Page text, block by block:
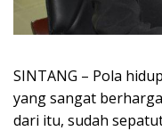
SINTANG – Pola
yang sangat
dari itu, sudah